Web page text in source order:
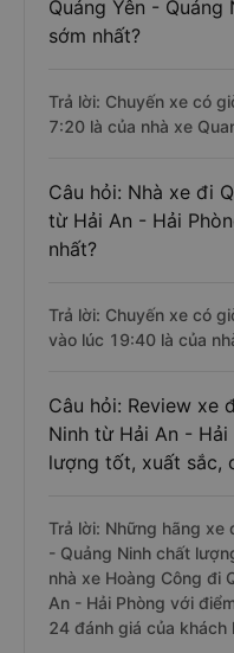
Quảng Yên - Quảng
sớm nhất?
Trả lời: Chuyến xe có
7:20 là của nhà xe
Câu hỏi: Nhà xe đi
từ Hải An - Hải
nhất?
Trả lời: Chuyến xe có
vào lúc 19:40 là của
Câu hỏi: Review xe
Ninh từ Hải An -
lượng tốt, xuất sắc,
Trả lời: Những hãng xe
- Quảng Ninh chất
nhà xe Hoàng Công đi
An - Hải Phòng với
24 đánh giá của khách